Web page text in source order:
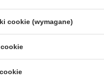
cookie (wymagane)